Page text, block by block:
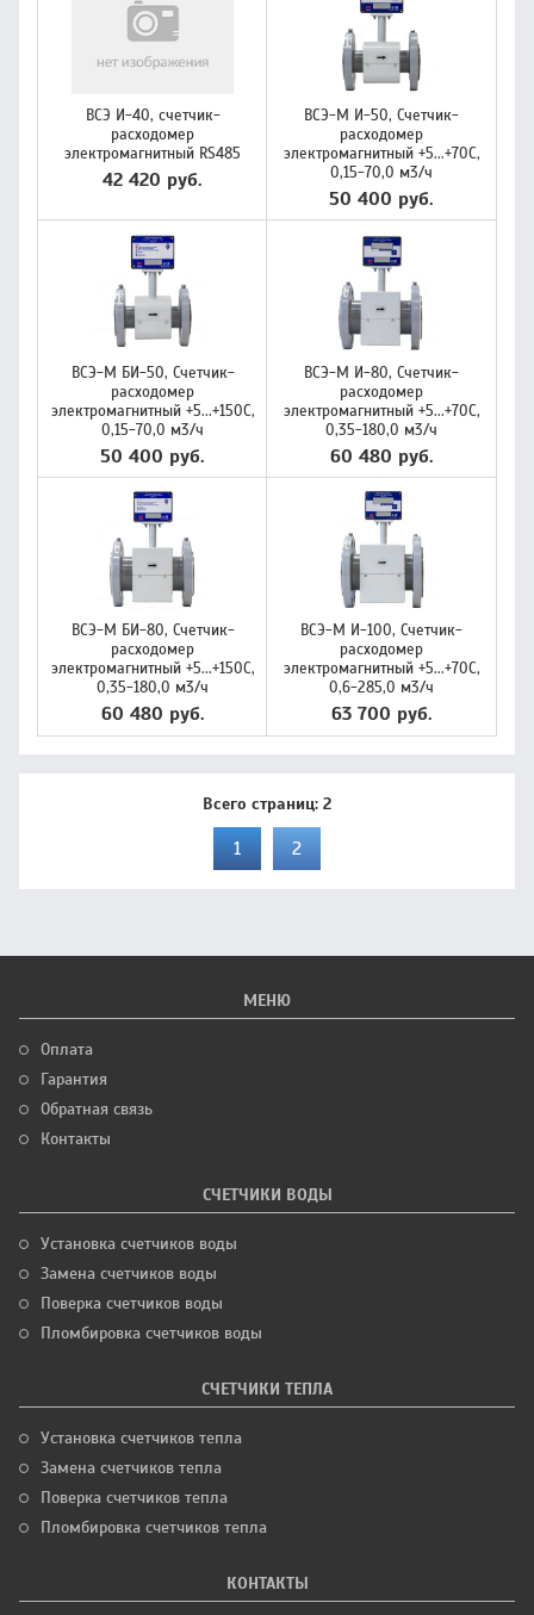
ВСЭ И-40, счетчик-
расходомер
электромагнитный RS485
42 420 руб.
ВСЭ-М И-50, Счетчик-
расходомер
электромагнитный +5...+70C,
0,15-70,0 м3/ч
50 400 руб.
ВСЭ-М БИ-50, Счетчик-
расходомер
электромагнитный +5...+150C,
0,15-70,0 м3/ч
50 400 руб.
ВСЭ-М И-80, Счетчик-
расходомер
электромагнитный +5...+70C,
0,35-180,0 м3/ч
60 480 руб.
ВСЭ-М БИ-80, Счетчик-
расходомер
электромагнитный +5...+150C,
0,35-180,0 м3/ч
60 480 руб.
ВСЭ-М И-100, Счетчик-
расходомер
электромагнитный +5...+70C,
0,6-285,0 м3/ч
63 700 руб.
Всего страниц: 2
1 2
МЕНЮ
Оплата
Гарантия
Обратная связь
Контакты
СЧЕТЧИКИ ВОДЫ
Установка счетчиков воды
Замена счетчиков воды
Поверка счетчиков воды
Пломбировка счетчиков воды
СЧЕТЧИКИ ТЕПЛА
Установка счетчиков тепла
Замена счетчиков тепла
Поверка счетчиков тепла
Пломбировка счетчиков тепла
КОНТАКТЫ